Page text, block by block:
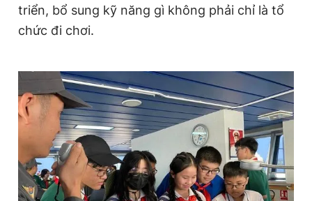
triển, bổ sung kỹ năng gì không phải chỉ là tổ
chức đi chơi.